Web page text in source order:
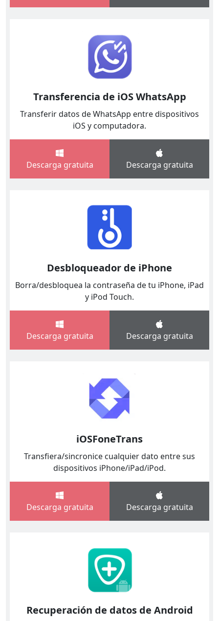
Transferencia de iOS WhatsApp
Transferir datos de WhatsApp entre dispositivos
iOS y computadora.
Descarga gratuita Descarga gratuita
Desbloqueador de iPhone
Borra/desbloquea la contraseña de tu iPhone, iPad
y iPod Touch.
Descarga gratuita Descarga gratuita
iOSFoneTrans
Transfiera/sincronice cualquier dato entre sus
dispositivos iPhone/iPad/iPod.
Descarga gratuita Descarga gratuita
Recuperación de datos de Android